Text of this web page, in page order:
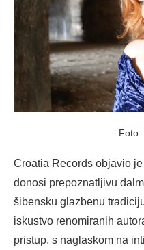
Foto:
Croatia Records objavio
donosi prepoznatljivu
šibensku glazbenu
iskustvo renomiranih
pristup, s naglaskom na